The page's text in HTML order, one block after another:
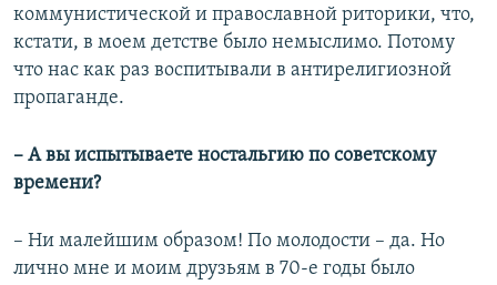
коммунистической и православной риторики, что,
кстати, в моем детстве было немыслимо. Потому
что нас как раз воспитывали в антирелигиозной
пропаганде.
– А вы испытываете ностальгию по советскому
времени?
– Ни малейшим образом! По молодости – да. Но
лично мне и моим друзьям в 70-е годы было